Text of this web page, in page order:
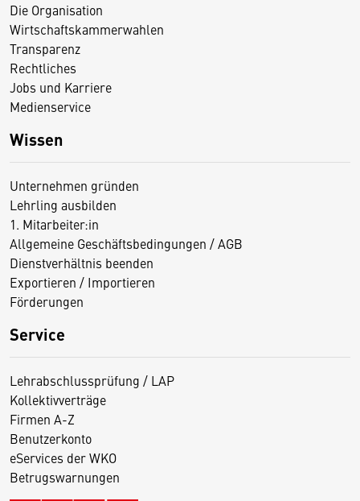
Die Organisation
Wirtschaftskammerwahlen
Transparenz
Rechtliches
Jobs und Karriere
Medienservice
Wissen
Unternehmen gründen
Lehrling ausbilden
1. Mitarbeiter:in
Allgemeine Geschäftsbedingungen / AGB
Dienstverhältnis beenden
Exportieren / Importieren
Förderungen
Service
Lehrabschlussprüfung / LAP
Kollektivverträge
Firmen A-Z
Benutzerkonto
eServices der WKO
Betrugswarnungen